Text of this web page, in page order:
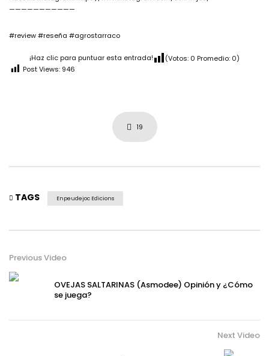
———————————
#review #reseña #agrostarraco
¡Haz clic para puntuar esta entrada! (Votos: 0 Promedio: 0)
Post Views: 946
19
TAGS Enpeudejoc Edicions
Previous Video
OVEJAS SALTARINAS (Asmodee) Opinión y ¿Cómo
se juega?
Next Video